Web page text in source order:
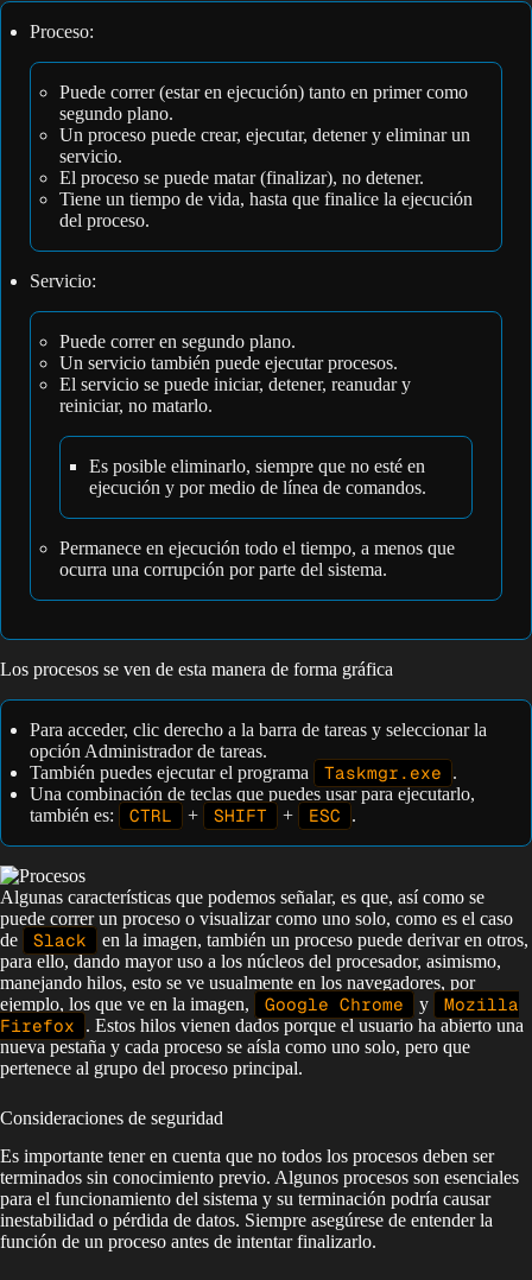
Proceso:
Puede correr (estar en ejecución) tanto en primer como
segundo plano.
Un proceso puede crear, ejecutar, detener y eliminar un
servicio.
El proceso se puede matar (finalizar), no detener.
Tiene un tiempo de vida, hasta que finalice la ejecución
del proceso.
Servicio:
Puede correr en segundo plano.
Un servicio también puede ejecutar procesos.
El servicio se puede iniciar, detener, reanudar y
reiniciar, no matarlo.
Es posible eliminarlo, siempre que no esté en
ejecución y por medio de línea de comandos.
Permanece en ejecución todo el tiempo, a menos que
ocurra una corrupción por parte del sistema.
Los procesos se ven de esta manera de forma gráfica
Para acceder, clic derecho a la barra de tareas y seleccionar la
opción Administrador de tareas.
También puedes ejecutar el programa
Taskmgr.exe
.
Una combinación de teclas que puedes usar para ejecutarlo,
también es:
CTRL + SHIFT + ESC .
Algunas características que podemos señalar, es que, así como se
puede correr un proceso o visualizar como uno solo, como es el caso
de
Slack
en la imagen, también un proceso puede derivar en otros,
para ello, dando mayor uso a los núcleos del procesador, asimismo,
manejando hilos, esto se ve usualmente en los navegadores, por
ejemplo, los que ve en la imagen,
Google Chrome y
Mozilla
Firefox
. Estos hilos vienen dados porque el usuario ha abierto una
nueva pestaña y cada proceso se aísla como uno solo, pero que
pertenece al grupo del proceso principal.
Consideraciones de seguridad
Es importante tener en cuenta que no todos los procesos deben ser
terminados sin conocimiento previo. Algunos procesos son esenciales
para el funcionamiento del sistema y su terminación podría causar
inestabilidad o pérdida de datos. Siempre asegúrese de entender la
función de un proceso antes de intentar finalizarlo.